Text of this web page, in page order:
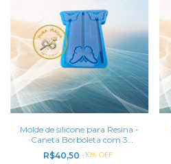
Molde de silicone para Resina -
Caneta Borboleta com 3
R$40,50-10%OFF